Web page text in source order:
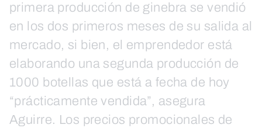
primera producción de ginebra se vendió
en los dos primeros meses de su salida al
mercado, si bien, el emprendedor está
elaborando una segunda producción de
1000 botellas que está a fecha de hoy
“prácticamente vendida”, asegura
Aguirre. Los precios promocionales de